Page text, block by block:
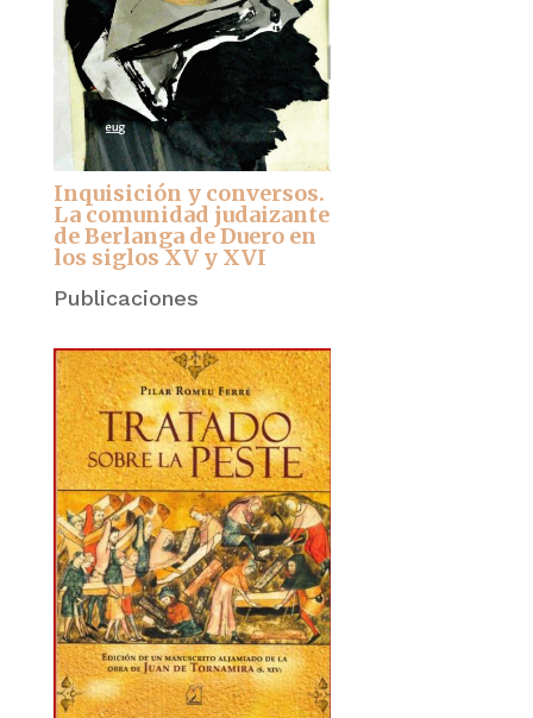
Inquisición y conversos.
La comunidad judaizante
de Berlanga de Duero en
los siglos XV y XVI
Publicaciones